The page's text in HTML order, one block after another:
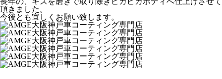
頂きました。
今後とも宜しくお願い致します。